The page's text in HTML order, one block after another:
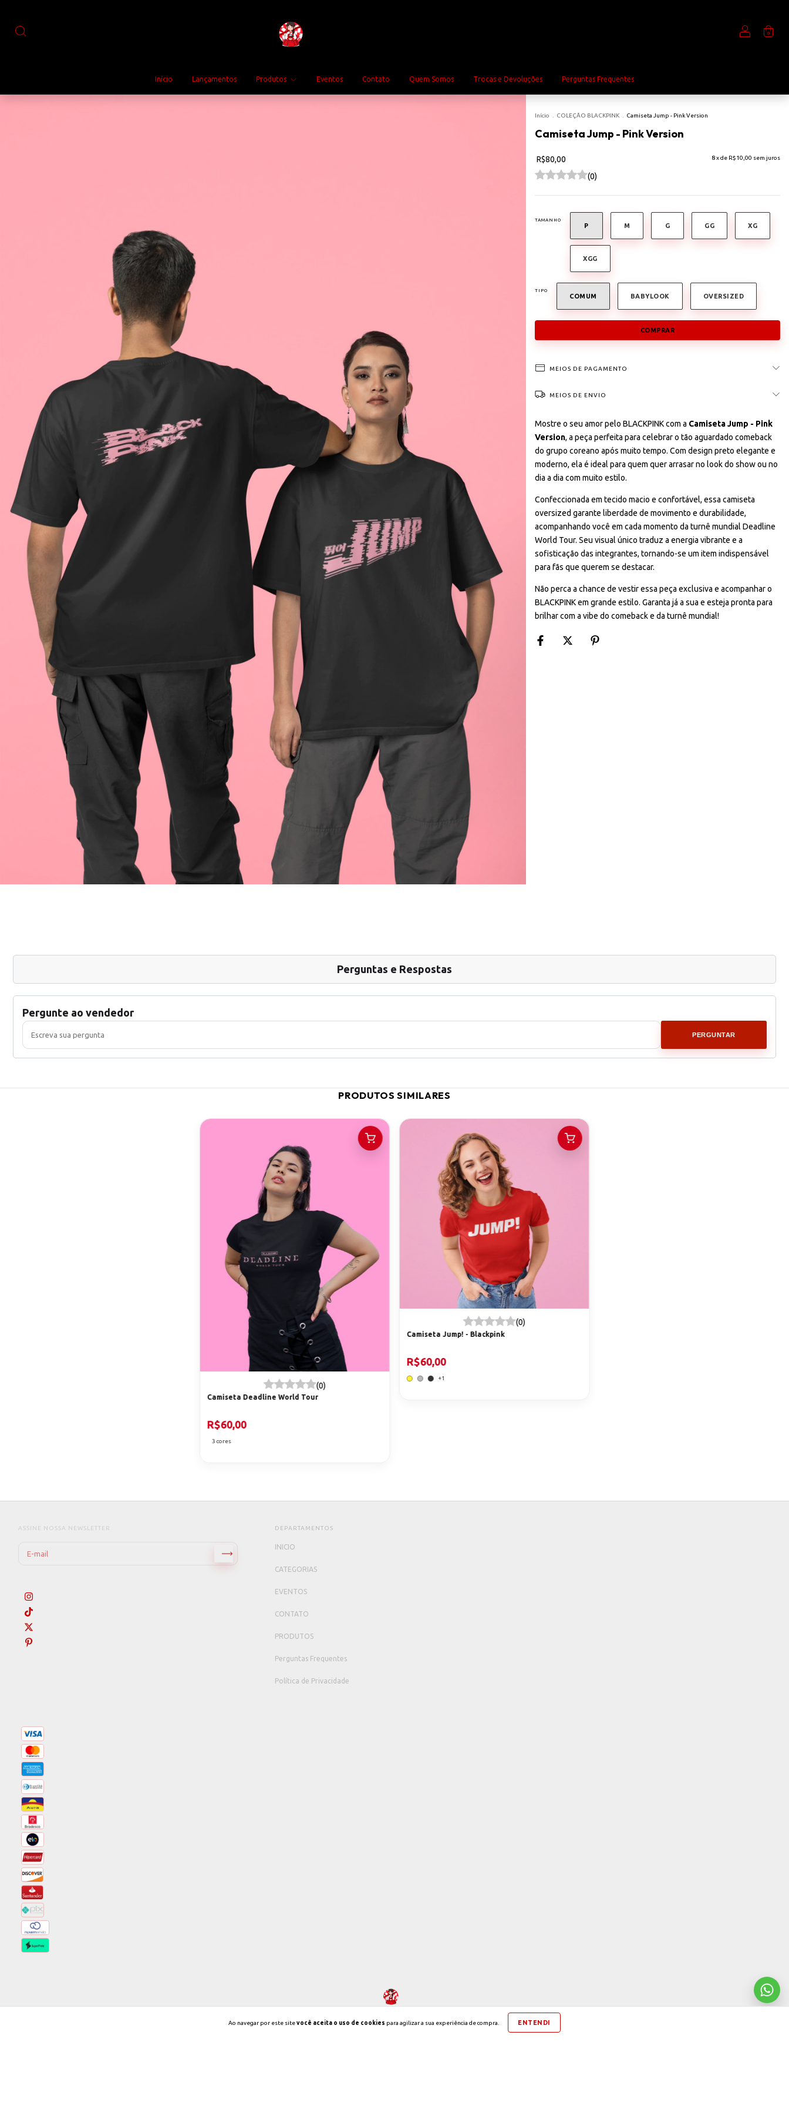
0
Início Lançamentos Produtos Eventos Contato Quem Somos Trocas e Devoluções Perguntas Frequentes
Ao navegar por este sitevocê aceita o uso de cookies para agilizar a sua experiência de compra. ENTENDI
Início COLEÇÃO BLACKPINK Camiseta Jump - Pink Version
Camiseta Jump - Pink Version
R$80,00 8x de R$10,00 sem juros
(0)
TAMANHO
P M G GG XG
XGG
TIPO
COMUM BABYLOOK OVERSIZED
MEIOS DE PAGAMENTO
MEIOS DE ENVIO
Mostre o seu amor pelo BLACKPINK com a Camiseta Jump - Pink
Version, a peça perfeita para celebrar o tão aguardado comeback
do grupo coreano após muito tempo. Com design preto elegante e
moderno, ela é ideal para quem quer arrasar no look do show ou no
dia a dia com muito estilo.
Confeccionada em tecido macio e confortável, essa camiseta
oversized garante liberdade de movimento e durabilidade,
acompanhando você em cada momento da turnê mundial Deadline
World Tour. Seu visual único traduz a energia vibrante e a
sofisticação das integrantes, tornando-se um item indispensável
para fãs que querem se destacar.
Não perca a chance de vestir essa peça exclusiva e acompanhar o
BLACKPINK em grande estilo. Garanta já a sua e esteja pronta para
brilhar com a vibe do comeback e da turnê mundial!
Perguntas e Respostas
Pergunte ao vendedor
PERGUNTAR
PRODUTOS SIMILARES
(0)
Camiseta Deadline World Tour
R$60,00
3 cores
(0)
Camiseta Jump! - Blackpink
R$60,00
+1
ASSINE NOSSA NEWSLETTER DEPARTAMENTOS
INICIO
CATEGORIAS
EVENTOS
CONTATO
PRODUTOS
Perguntas Frequentes
Política de Privacidade